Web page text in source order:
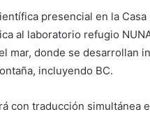
presencial en la Casa
al laboratorio refugio
mar, donde se desarrollan
incluyendo BC.
con traducción simultánea